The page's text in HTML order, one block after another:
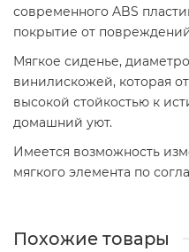
современного ABS
покрытие от
Мягкое сиденье,
винилискожей, которая
высокой стойкостью к
домашний уют.
Имеется возможность
мягкого элемента по
Похожие товары